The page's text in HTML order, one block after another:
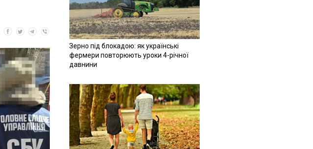
Зерно під блокадою: як українські
фермери повторюють уроки 4-річної
давнини